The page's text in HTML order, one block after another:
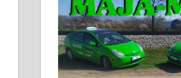
ПОСЛОВНИ